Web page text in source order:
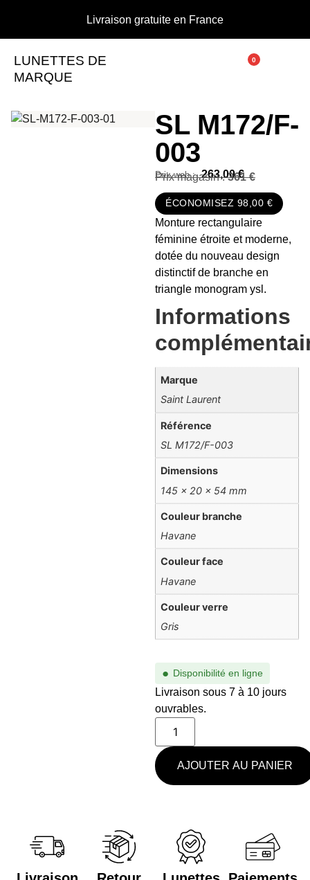
Livraison gratuite en France
LUNETTES DE
MARQUE
0
SL M172/F-
003
263,00€
Prix magasin :361 €
ÉCONOMISEZ 98,00 €
Monture rectangulaire
féminine étroite et moderne,
dotée du nouveau design
distinctif de branche en
triangle monogram ysl.
Informations
Référence
SL M172/F-003
Dimensions
145 × 20 × 54 mm
Marque
Saint Laurent
Couleur branche
Havane
Couleur face
Havane
Couleur verre
Gris
● Disponibilité en ligne
Livraison sous 7 à 10 jours
ouvrables.
AJOUTER AU PANIER